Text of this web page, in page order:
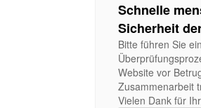
Schnelle
Sicherheit
Bitte führen Sie
Website vor
Zusammenarbeit
Vielen Dank für